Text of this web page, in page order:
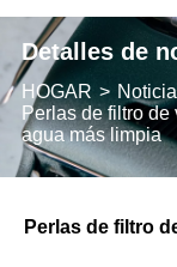
Detalles de
HOGAR
Perlas de filtro
agua más limpia
Perlas de filtro